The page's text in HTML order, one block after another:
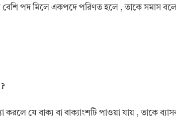
বেশি পদ মিলে একপদে পরিণত হলে , তাকে সমাস
?
করলে যে বাক্য বা বাক্যাংশটি পাওয়া যায় , তাকে